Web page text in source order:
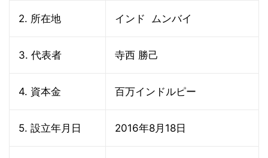
2. 所在地 インド ムンバイ
3. 代表者 寺西 勝己
4. 資本金 百万インドルピー
5. 設立年月日 2016年8月18日